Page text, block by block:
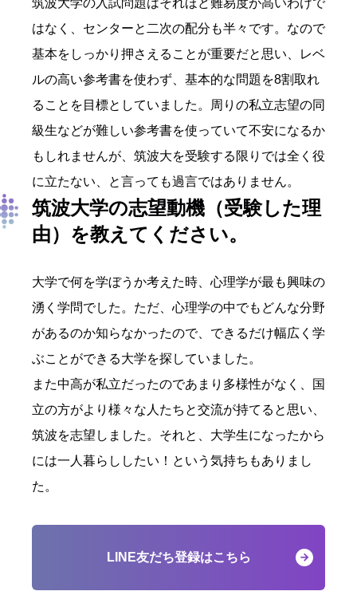
筑波大学の入試問題はそれほど難易度が高いわけで
はなく、センターと二次の配分も半々です。なので
基本をしっかり押さえることが重要だと思い、レベ
ルの高い参考書を使わず、基本的な問題を8割取れ
ることを目標としていました。周りの私立志望の同
級生などが難しい参考書を使っていて不安になるか
もしれませんが、筑波大を受験する限りでは全く役
に立たない、と言っても過言ではありません。
筑波大学の志望動機 （受験した理
由）を教えて ください。
大学で何を学ぼうか考えた時、心理学が最も興味の
湧く学問でした。ただ、心理学の中でもどんな分野
があるのか知らなかったので、できるだけ幅広く学
ぶことができる大学を探していました。
また中高が私立だったのであまり多様性がなく、国
立の方がより様々な人たちと交流が持てると思い、
筑波を志望しました。それと、大学生になったから
には一人暮らししたい！という気持ちもありまし
た。
LINE友だち登録はこちら